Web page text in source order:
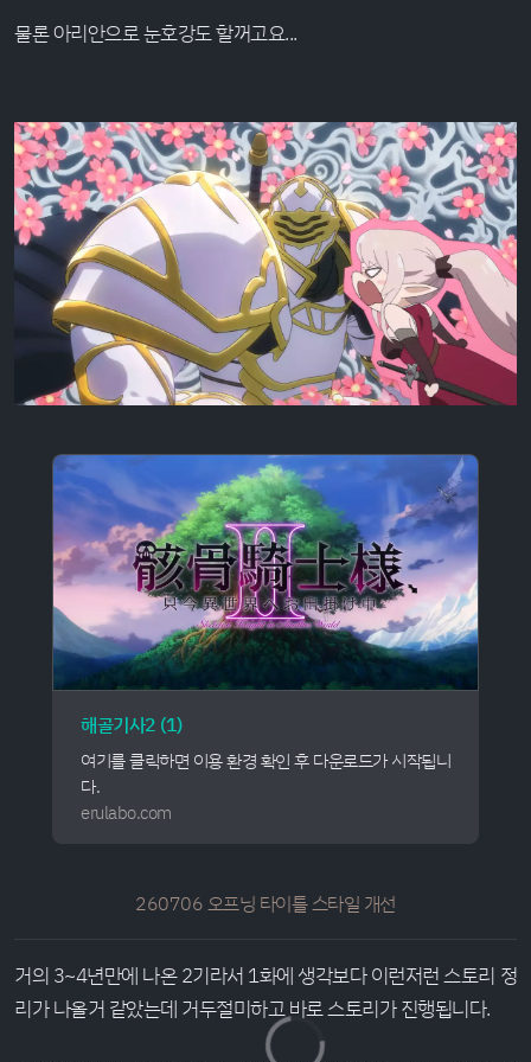
물론 아리안으로 눈호강도 할꺼고요...
해골기사2 (1)
여기를 클릭하면 이용 환경 확인 후 다운로드가 시작됩니
다.
SubsPlease 1080p, Pretendard
erulabo.com
260706 오프닝 타이틀 스타일 개선
거의 3~4년만에 나온 2기라서 1화에 생각보다 이런저런 스토리 정
리가 나올거 같았는데 거두절미하고 바로 스토리가 진행됩니다.